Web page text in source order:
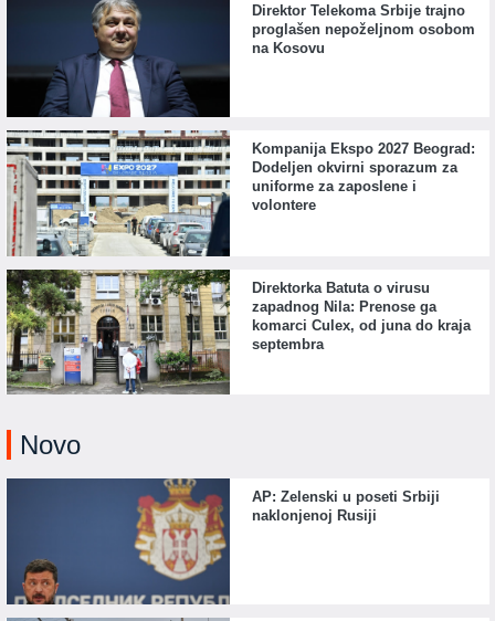
Direktor Telekoma Srbije trajno
proglašen nepoželjnom osobom
na Kosovu
Kompanija Ekspo 2027 Beograd:
Dodeljen okvirni sporazum za
uniforme za zaposlene i
volontere
Direktorka Batuta o virusu
zapadnog Nila: Prenose ga
komarci Culex, od juna do kraja
septembra
Novo
AP: Zelenski u poseti Srbiji
naklonjenoj Rusiji